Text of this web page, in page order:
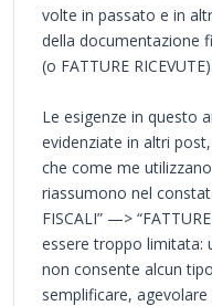
volte in passato e in
della documentazione
(o FATTURE RICEVUTE).
Le esigenze in questo
evidenziate in altri
che come me utilizzano
riassumono nel
FISCALI” —> “FATTURE
essere troppo limitata:
non consente alcun
semplificare,